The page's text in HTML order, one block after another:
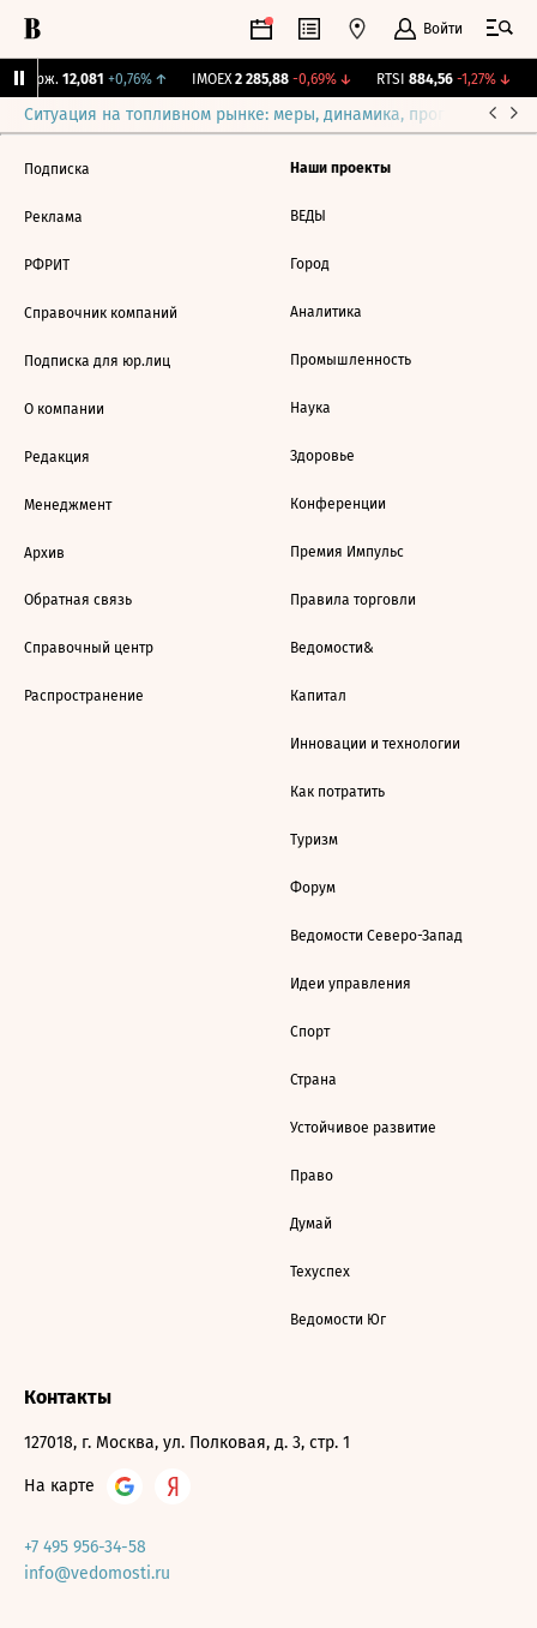
Войти
Бирж. 12,081 +0,76%↑ IMOEX 2 285,88 -0,69%↓ RTSI 884,56 -1,27%↓
Ситуация на топливном рынке: меры, динамика, прогнозы
Подписка
Реклама
РФРИТ
Справочник компаний
Подписка для юр.лиц
О компании
Редакция
Менеджмент
Архив
Обратная связь
Справочный центр
Распространение
Наши проекты
ВЕДЫ
Город
Аналитика
Промышленность
Наука
Здоровье
Конференции
Премия Импульс
Правила торговли
Ведомости&
Капитал
Инновации и технологии
Как потратить
Туризм
Форум
Ведомости Северо-Запад
Идеи управления
Спорт
Страна
Устойчивое развитие
Право
Думай
Техуспех
Ведомости Юг
Контакты
127018, г. Москва, ул. Полковая, д. 3, стр. 1
На карте
+7 495 956-34-58
info@vedomosti.ru